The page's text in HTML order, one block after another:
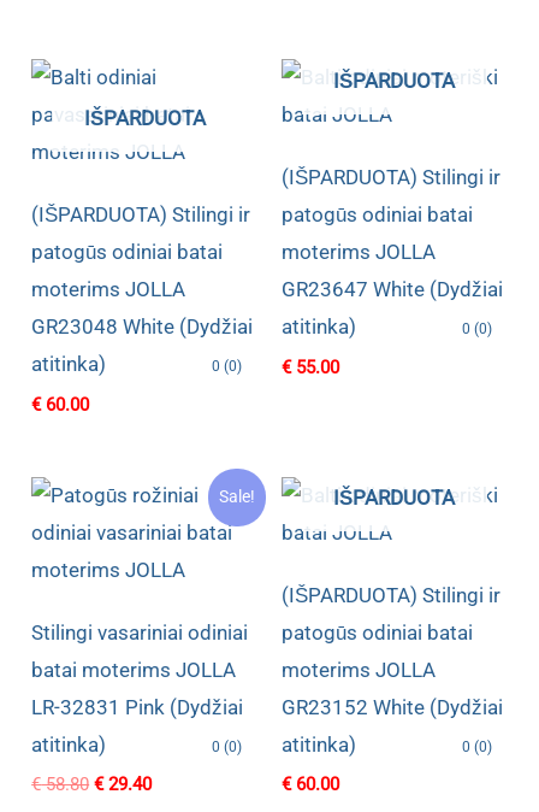
IŠPARDUOTA
(IŠPARDUOTA) Stilingi ir
patogūs odiniai batai
moterims JOLLA
GR23048 White (Dydžiai
atitinka)
0 (0)
€60.00
IŠPARDUOTA
(IŠPARDUOTA) Stilingi ir
patogūs odiniai batai
moterims JOLLA
GR23647 White (Dydžiai
atitinka)
0 (0)
€55.00
Sale!
Stilingi vasariniai odiniai
batai moterims JOLLA
LR-32831 Pink (Dydžiai
atitinka)
0 (0)
€58.80 Original
€29.40Current
IŠPARDUOTA
(IŠPARDUOTA) Stilingi ir
patogūs odiniai batai
moterims JOLLA
GR23152 White (Dydžiai
atitinka)
0 (0)
€60.00